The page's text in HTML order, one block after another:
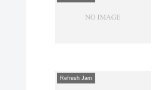
Refresh Jam